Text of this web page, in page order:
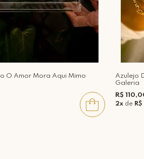
O Amor Mora Aqui Mimo
Azulejo
Galeria
R$
2xde